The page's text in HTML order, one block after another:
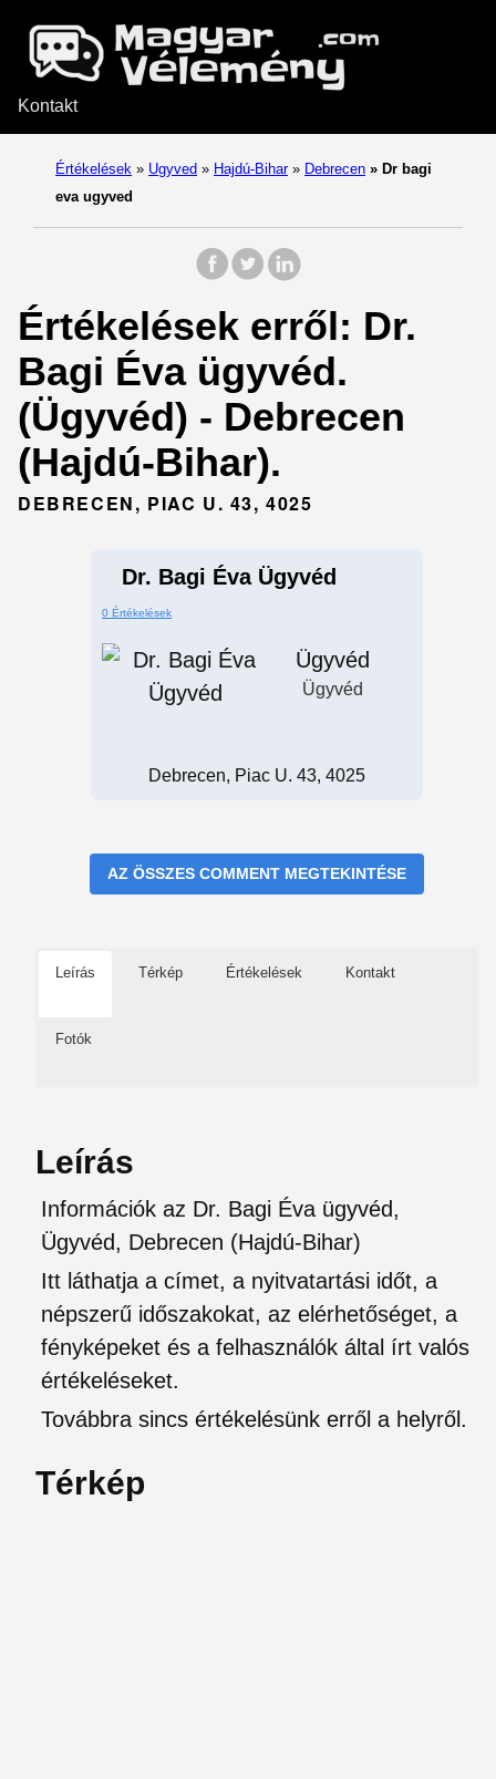
Kontakt
Értékelések » Ugyved » Hajdú-Bihar » Debrecen » Dr bagi
eva ugyved
Értékelések erről: Dr.
Bagi Éva ügyvéd.
(Ügyvéd) - Debrecen
(Hajdú-Bihar).
DEBRECEN, PIAC U. 43, 4025
Dr. Bagi Éva Ügyvéd
0 Értékelések
Ügyvéd
Ügyvéd
Debrecen, Piac U. 43, 4025
AZ ÖSSZES COMMENT MEGTEKINTÉSE
Leírás Térkép Értékelések Kontakt
Fotók
Leírás
Információk az Dr. Bagi Éva ügyvéd,
Ügyvéd, Debrecen (Hajdú-Bihar)
Itt láthatja a címet, a nyitvatartási időt, a
népszerű időszakokat, az elérhetőséget, a
fényképeket és a felhasználók által írt valós
értékeléseket.
Továbbra sincs értékelésünk erről a helyről.
Térkép